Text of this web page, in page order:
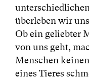
überleben wir
Ob ein geliebter
von uns geht,
Menschen
eines Tieres